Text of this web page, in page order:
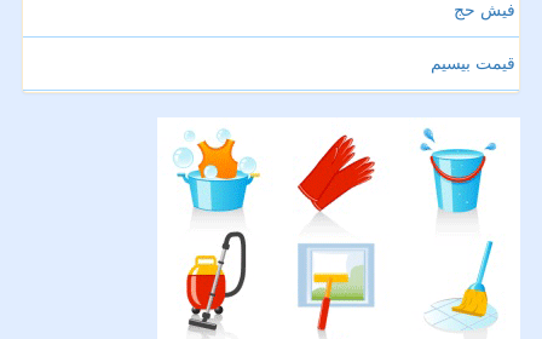
فیش حج
قیمت بیسیم